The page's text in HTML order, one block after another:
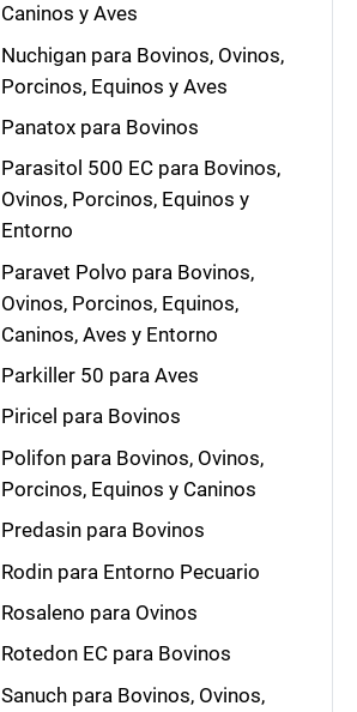
Caninos y Aves
Nuchigan para Bovinos, Ovinos,
Porcinos, Equinos y Aves
Panatox para Bovinos
Parasitol 500 EC para Bovinos,
Ovinos, Porcinos, Equinos y
Entorno
Paravet Polvo para Bovinos,
Ovinos, Porcinos, Equinos,
Caninos, Aves y Entorno
Parkiller 50 para Aves
Piricel para Bovinos
Polifon para Bovinos, Ovinos,
Porcinos, Equinos y Caninos
Predasin para Bovinos
Rodin para Entorno Pecuario
Rosaleno para Ovinos
Rotedon EC para Bovinos
Sanuch para Bovinos, Ovinos,